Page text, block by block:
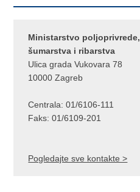
Ministarstvo poljoprivrede,
šumarstva i ribarstva
Ulica grada Vukovara 78
10000 Zagreb
Centrala: 01/6106-111
Faks: 01/6109-201
Pogledajte sve kontakte >